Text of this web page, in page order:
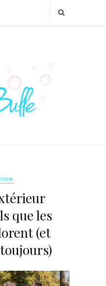
que les
(et